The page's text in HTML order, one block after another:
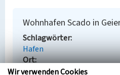
Wohnhafen Scado in
Schlagwörter
Hafen
Ort
Geierswalde
Wir verwenden Cookies